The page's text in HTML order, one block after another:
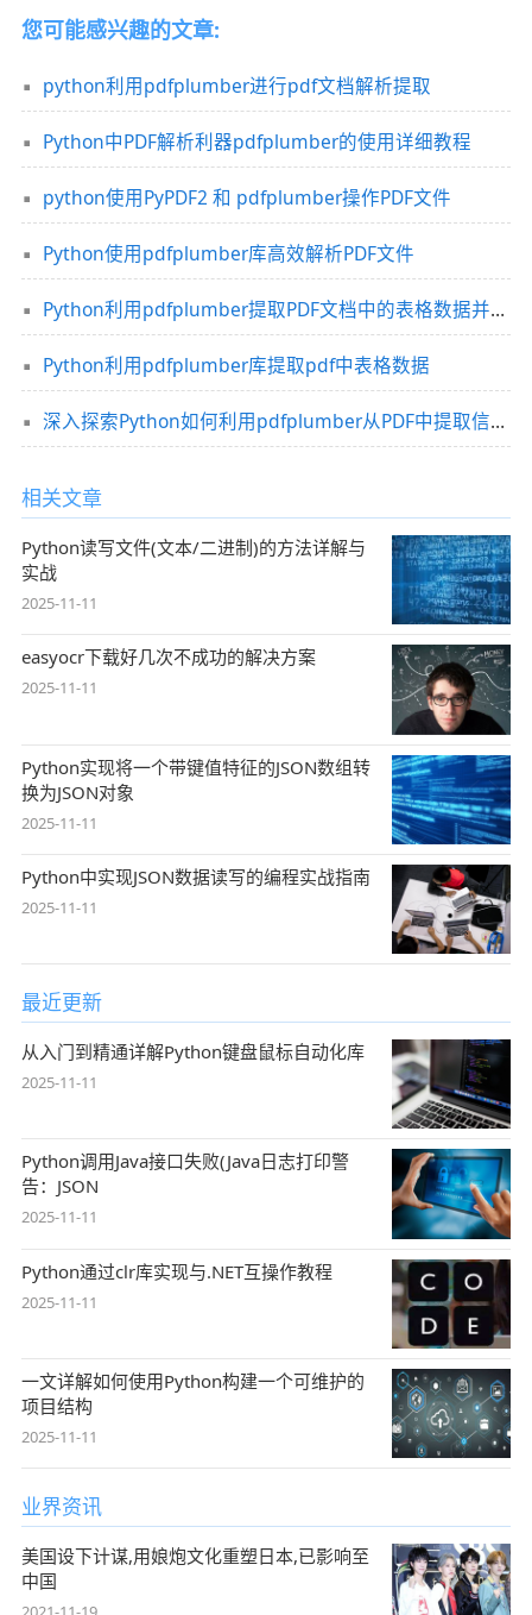
您可能感兴趣的文章:
python利用pdfplumber进行pdf文档解析提取
Python中PDF解析利器pdfplumber的使用详细教程
python使用PyPDF2 和 pdfplumber操作PDF文件
Python使用pdfplumber库高效解析PDF文件
Python利用pdfplumber提取PDF文档中的表格数据并导出
Python利用pdfplumber库提取pdf中表格数据
深入探索Python如何利用pdfplumber从PDF中提取信息到实际项目应用
相关文章
Python读写文件(文本/二进制)的方法详解与
实战
2025-11-11
easyocr下载好几次不成功的解决方案
2025-11-11
Python实现将一个带键值特征的JSON数组转
换为JSON对象
2025-11-11
Python中实现JSON数据读写的编程实战指南
2025-11-11
最近更新
从入门到精通详解Python键盘鼠标自动化库
2025-11-11
Python调用Java接口失败(Java日志打印警
告：JSON
2025-11-11
Python通过clr库实现与.NET互操作教程
2025-11-11
一文详解如何使用Python构建一个可维护的
项目结构
2025-11-11
业界资讯
美国设下计谋,用娘炮文化重塑日本,已影响至
中国